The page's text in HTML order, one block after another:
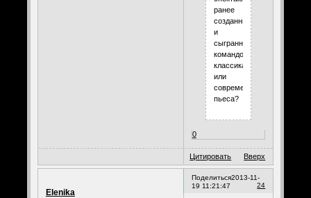
ранее
созданных
и
сыгранных
командой,
классика
или
современая
пьеса?
0
Цитировать Вверх
Поделиться
24
2013-11-
19 11:21:47
Elenika